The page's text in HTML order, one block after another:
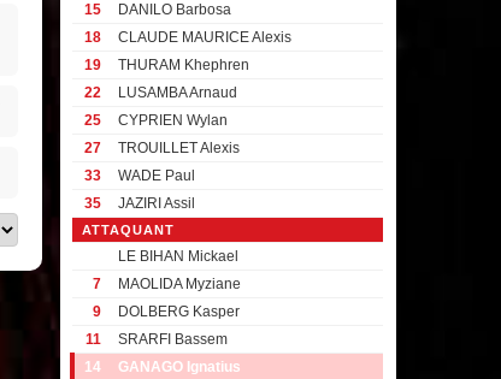
15
DANILO Barbosa
18
CLAUDE MAURICE Alexis
19
THURAM Khephren
22
LUSAMBA Arnaud
25
CYPRIEN Wylan
27
TROUILLET Alexis
33
WADE Paul
35
JAZIRI Assil
ATTAQUANT
LE BIHAN Mickael
7
MAOLIDA Myziane
9
DOLBERG Kasper
11
SRARFI Bassem
14
GANAGO Ignatius